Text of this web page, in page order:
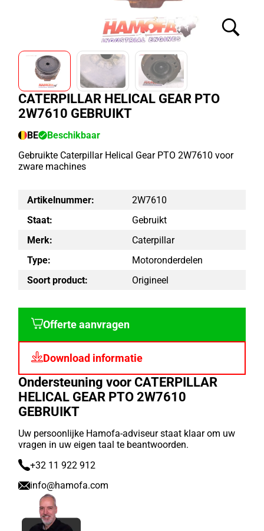
CATERPILLAR HELICAL GEAR PTO
2W7610 GEBRUIKT
BE
Beschikbaar
Gebruikte Caterpillar Helical Gear PTO 2W7610 voor
zware machines
Artikelnummer:
2W7610
Staat:
Gebruikt
Merk:
Caterpillar
Type:
Motoronderdelen
Soort product:
Origineel
Offerte aanvragen
Download informatie
Ondersteuning voor CATERPILLAR
HELICAL GEAR PTO 2W7610
GEBRUIKT
Uw persoonlijke Hamofa-adviseur staat klaar om uw
vragen in uw eigen taal te beantwoorden.
+32 11 922 912
info@hamofa.com